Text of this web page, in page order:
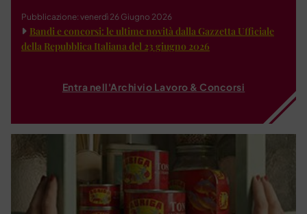
Pubblicazione: venerdì 26 Giugno 2026
Bandi e concorsi: le ultime novità dalla Gazzetta Ufficiale
della Repubblica Italiana del 23 giugno 2026
Entra nell'Archivio Lavoro & Concorsi